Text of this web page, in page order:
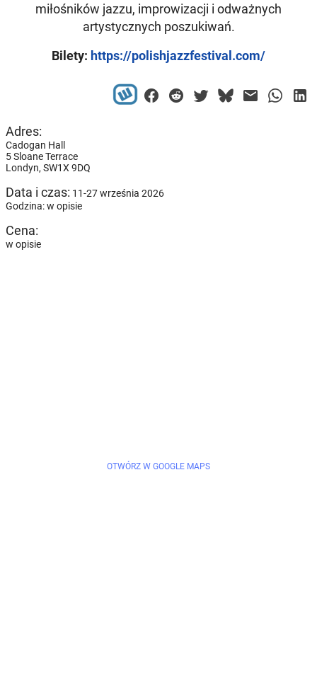
miłośników jazzu, improwizacji i odważnych
artystycznych poszukiwań.
Bilety: https://polishjazzfestival.com/
Adres:
Cadogan Hall
5 Sloane Terrace
Londyn, SW1X 9DQ
Data i czas: 11-27 września 2026
Godzina: w opisie
Cena:
w opisie
OTWÓRZ W GOOGLE MAPS